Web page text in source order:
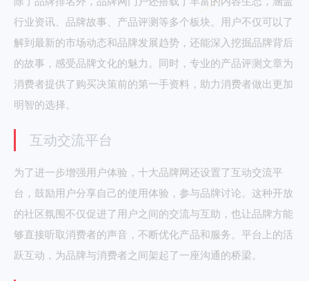
行业资讯、品牌故事、产品评测等多个板块。用户不仅可以了
解到最新的市场动态和品牌发展趋势，还能深入挖掘品牌背后
的故事，感受品牌文化的魅力。同时，专业的产品评测文章为
消费者提供了购买决策前的第一手资料，助力消费者做出更加
明智的选择。
互动交流平台
为了进一步增强用户体验，十大品牌网还设置了互动交流平
台，鼓励用户分享自己的使用体验，参与品牌讨论。这种开放
的社区氛围不仅促进了用户之间的交流与互助，也让品牌方能
够直接听取消费者的声音，不断优化产品和服务。平台上的活
跃互动，为品牌与消费者之间架起了一座沟通的桥梁。